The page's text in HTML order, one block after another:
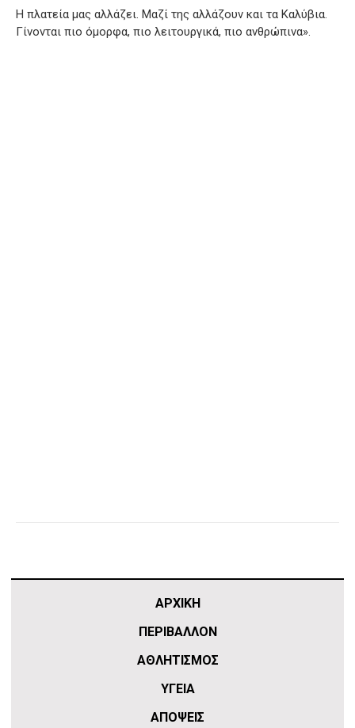
Η πλατεία μας αλλάζει. Μαζί της αλλάζουν και τα Καλύβια.
Γίνονται πιο όμορφα, πιο λειτουργικά, πιο ανθρώπινα».
ΑΡΧΙΚΗ
ΠΕΡΙΒΑΛΛΟΝ
ΑΘΛΗΤΙΣΜΌΣ
ΥΓΕΙΑ
ΑΠΟΨΕΙΣ